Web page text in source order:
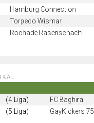
Hamburg Connection
Torpedo Wismar
Rochade Rasenschach
(4.Liga) FC Baghira
(5.Liga) GayKickers 75